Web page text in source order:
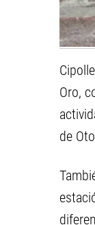
Oro,
de